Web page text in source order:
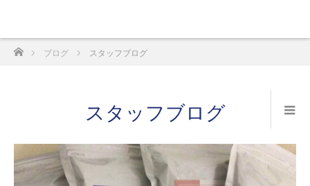
ホームブログ スタッフブログ
スタッフブログ